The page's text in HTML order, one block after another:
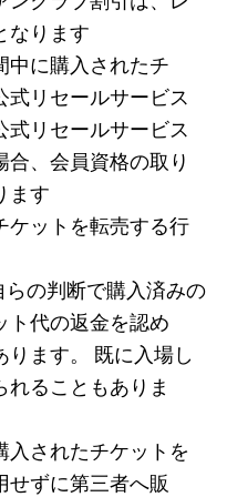
なります
に購入されたチ
式リセールサービス
式リセールサービス
合、会員資格の取り
ます
ケットを転売する行
の判断で購入済みの
ト代の返金を認め
ます。 既に入場し
れることもありま
入されたチケットを
せずに第三者へ販